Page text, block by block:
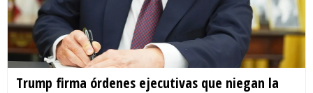
Trump firma órdenes ejecutivas que niegan la